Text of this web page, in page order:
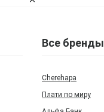
Все бренды
Cherehapa
Плати по миру